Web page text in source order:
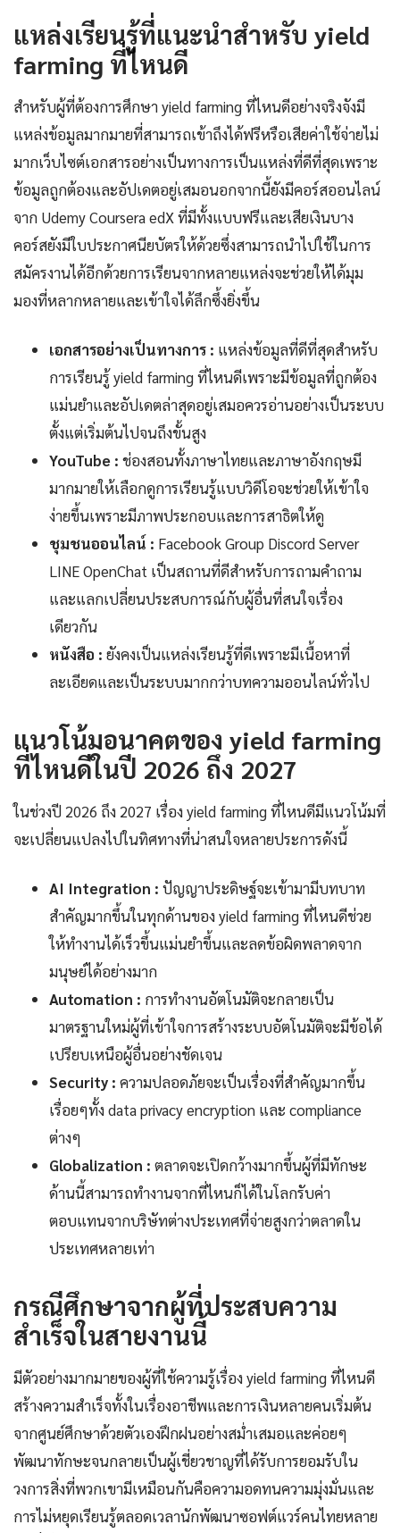
แหล่งเรียนรู้ที่แนะนำสำหรับ yield
farming ที่ไหนดี
สำหรับผู้ที่ต้องการศึกษา yield farming ที่ไหนดีอย่างจริงจังมี
แหล่งข้อมูลมากมายที่สามารถเข้าถึงได้ฟรีหรือเสียค่าใช้จ่ายไม่
มากเว็บไซต์เอกสารอย่างเป็นทางการเป็นแหล่งที่ดีที่สุดเพราะ
ข้อมูลถูกต้องและอัปเดตอยู่เสมอนอกจากนี้ยังมีคอร์สออนไลน์
จาก Udemy Coursera edX ที่มีทั้งแบบฟรีและเสียเงินบาง
คอร์สยังมีใบประกาศนียบัตรให้ด้วยซึ่งสามารถนำไปใช้ในการ
สมัครงานได้อีกด้วยการเรียนจากหลายแหล่งจะช่วยให้ได้มุม
มองที่หลากหลายและเข้าใจได้ลึกซึ้งยิ่งขึ้น
เอกสารอย่างเป็นทางการ : แหล่งข้อมูลที่ดีที่สุดสำหรับ
การเรียนรู้ yield farming ที่ไหนดีเพราะมีข้อมูลที่ถูกต้อง
แม่นยำและอัปเดตล่าสุดอยู่เสมอควรอ่านอย่างเป็นระบบ
ตั้งแต่เริ่มต้นไปจนถึงขั้นสูง
YouTube : ช่องสอนทั้งภาษาไทยและภาษาอังกฤษมี
มากมายให้เลือกดูการเรียนรู้แบบวิดีโอจะช่วยให้เข้าใจ
ง่ายขึ้นเพราะมีภาพประกอบและการสาธิตให้ดู
ชุมชนออนไลน์ : Facebook Group Discord Server
LINE OpenChat เป็นสถานที่ดีสำหรับการถามคำถาม
และแลกเปลี่ยนประสบการณ์กับผู้อื่นที่สนใจเรื่อง
เดียวกัน
หนังสือ : ยังคงเป็นแหล่งเรียนรู้ที่ดีเพราะมีเนื้อหาที่
ละเอียดและเป็นระบบมากกว่าบทความออนไลน์ทั่วไป
แนวโน้มอนาคตของ yield farming
ที่ไหนดีในปี 2026 ถึง 2027
ในช่วงปี 2026 ถึง 2027 เรื่อง yield farming ที่ไหนดีมีแนวโน้มที่
จะเปลี่ยนแปลงไปในทิศทางที่น่าสนใจหลายประการดังนี้
AI Integration : ปัญญาประดิษฐ์จะเข้ามามีบทบาท
สำคัญมากขึ้นในทุกด้านของ yield farming ที่ไหนดีช่วย
ให้ทำงานได้เร็วขึ้นแม่นยำขึ้นและลดข้อผิดพลาดจาก
มนุษย์ได้อย่างมาก
Automation : การทำงานอัตโนมัติจะกลายเป็น
มาตรฐานใหม่ผู้ที่เข้าใจการสร้างระบบอัตโนมัติจะมีข้อได้
เปรียบเหนือผู้อื่นอย่างชัดเจน
Security : ความปลอดภัยจะเป็นเรื่องที่สำคัญมากขึ้น
เรื่อยๆทั้ง data privacy encryption และ compliance
ต่างๆ
Globalization : ตลาดจะเปิดกว้างมากขึ้นผู้ที่มีทักษะ
ด้านนี้สามารถทำงานจากที่ไหนก็ได้ในโลกรับค่า
ตอบแทนจากบริษัทต่างประเทศที่จ่ายสูงกว่าตลาดใน
ประเทศหลายเท่า
กรณีศึกษาจากผู้ที่ประสบความ
สำเร็จในสายงานนี้
มีตัวอย่างมากมายของผู้ที่ใช้ความรู้เรื่อง yield farming ที่ไหนดี
สร้างความสำเร็จทั้งในเรื่องอาชีพและการเงินหลายคนเริ่มต้น
จากศูนย์ศึกษาด้วยตัวเองฝึกฝนอย่างสม่ำเสมอและค่อยๆ
พัฒนาทักษะจนกลายเป็นผู้เชี่ยวชาญที่ได้รับการยอมรับใน
วงการสิ่งที่พวกเขามีเหมือนกันคือความอดทนความมุ่งมั่นและ
การไม่หยุดเรียนรู้ตลอดเวลานักพัฒนาซอฟต์แวร์คนไทยหลาย